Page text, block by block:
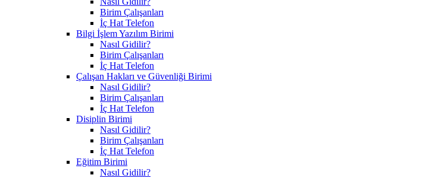
Birim Çalışanları
İç Hat Telefon
Bilgi İşlem Yazılım Birimi
Nasıl Gidilir?
Birim Çalışanları
İç Hat Telefon
Çalışan Hakları ve Güvenliği Birimi
Nasıl Gidilir?
Birim Çalışanları
İç Hat Telefon
Disiplin Birimi
Nasıl Gidilir?
Birim Çalışanları
İç Hat Telefon
Eğitim Birimi
Nasıl Gidilir?